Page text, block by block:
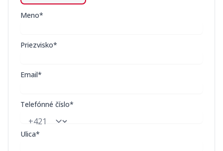
Meno*
Priezvisko*
Email*
Telefónné číslo*
Ulica*